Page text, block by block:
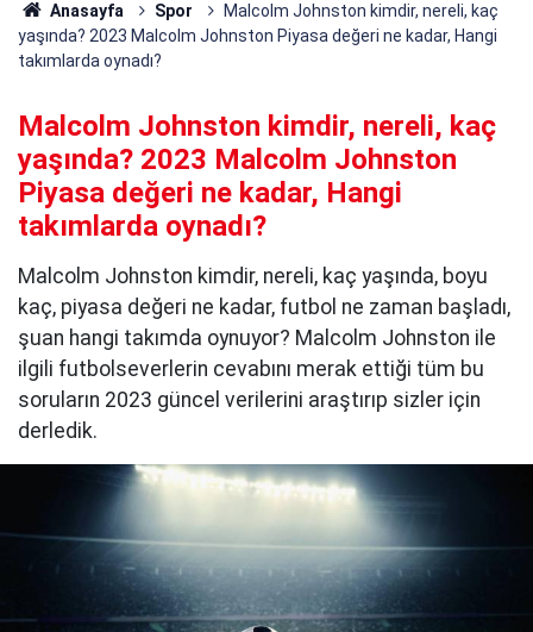
Anasayfa Spor
Malcolm Johnston kimdir, nereli, kaç
yaşında? 2023 Malcolm Johnston Piyasa değeri ne kadar, Hangi
takımlarda oynadı?
Malcolm Johnston kimdir, nereli, kaç
yaşında? 2023 Malcolm Johnston
Piyasa değeri ne kadar, Hangi
takımlarda oynadı?
Malcolm Johnston kimdir, nereli, kaç yaşında, boyu
kaç, piyasa değeri ne kadar, futbol ne zaman başladı,
şuan hangi takımda oynuyor? Malcolm Johnston ile
ilgili futbolseverlerin cevabını merak ettiği tüm bu
soruların 2023 güncel verilerini araştırıp sizler için
derledik.